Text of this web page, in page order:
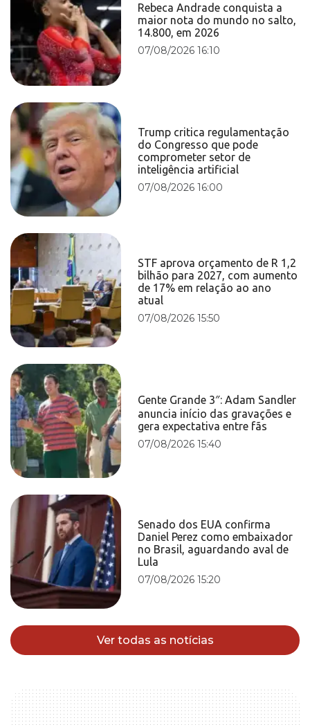
Rebeca Andrade conquista a
maior nota do mundo no salto,
14.800, em 2026
07/08/2026 16:10
Trump critica regulamentação
do Congresso que pode
comprometer setor de
inteligência artificial
07/08/2026 16:00
STF aprova orçamento de R 1,2
bilhão para 2027, com aumento
de 17% em relação ao ano
atual
07/08/2026 15:50
Gente Grande 3″: Adam Sandler
anuncia início das gravações e
gera expectativa entre fãs
07/08/2026 15:40
Senado dos EUA confirma
Daniel Perez como embaixador
no Brasil, aguardando aval de
Lula
07/08/2026 15:20
Ver todas as notícias